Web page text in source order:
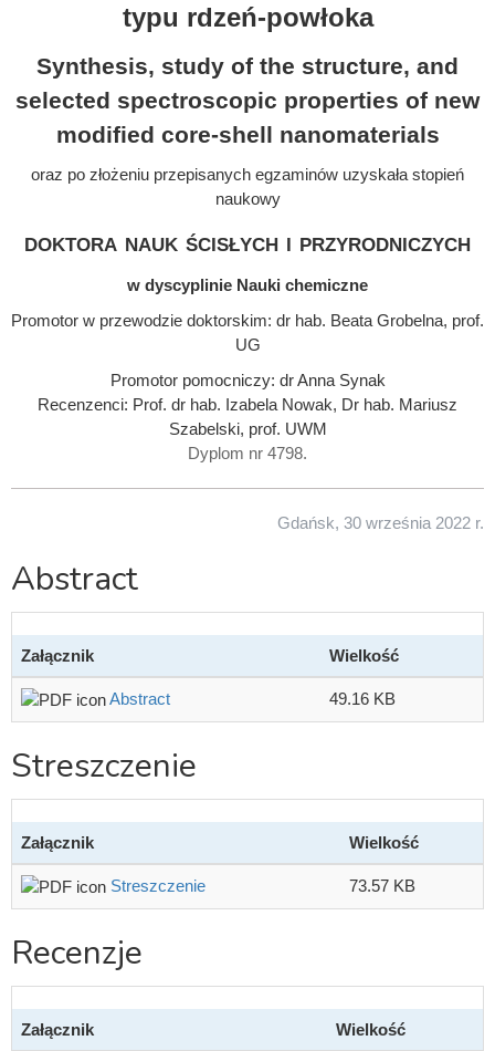
typu rdzeń-powłoka
Synthesis, study of the structure, and
selected spectroscopic properties of new
modified core-shell nanomaterials
oraz po złożeniu przepisanych egzaminów uzyskała stopień
naukowy
doktora nauk ścisłych i przyrodniczych
w dyscyplinie Nauki chemiczne
Promotor w przewodzie doktorskim: dr hab. Beata Grobelna, prof.
UG
Promotor pomocniczy: dr Anna Synak
Recenzenci: Prof. dr hab. Izabela Nowak, Dr hab. Mariusz
Szabelski, prof. UWM
Dyplom nr 4798.
Gdańsk, 30 września 2022 r.
Abstract
Załącznik Wielkość
Abstract 49.16 KB
Streszczenie
Załącznik Wielkość
Streszczenie 73.57 KB
Recenzje
Załącznik Wielkość